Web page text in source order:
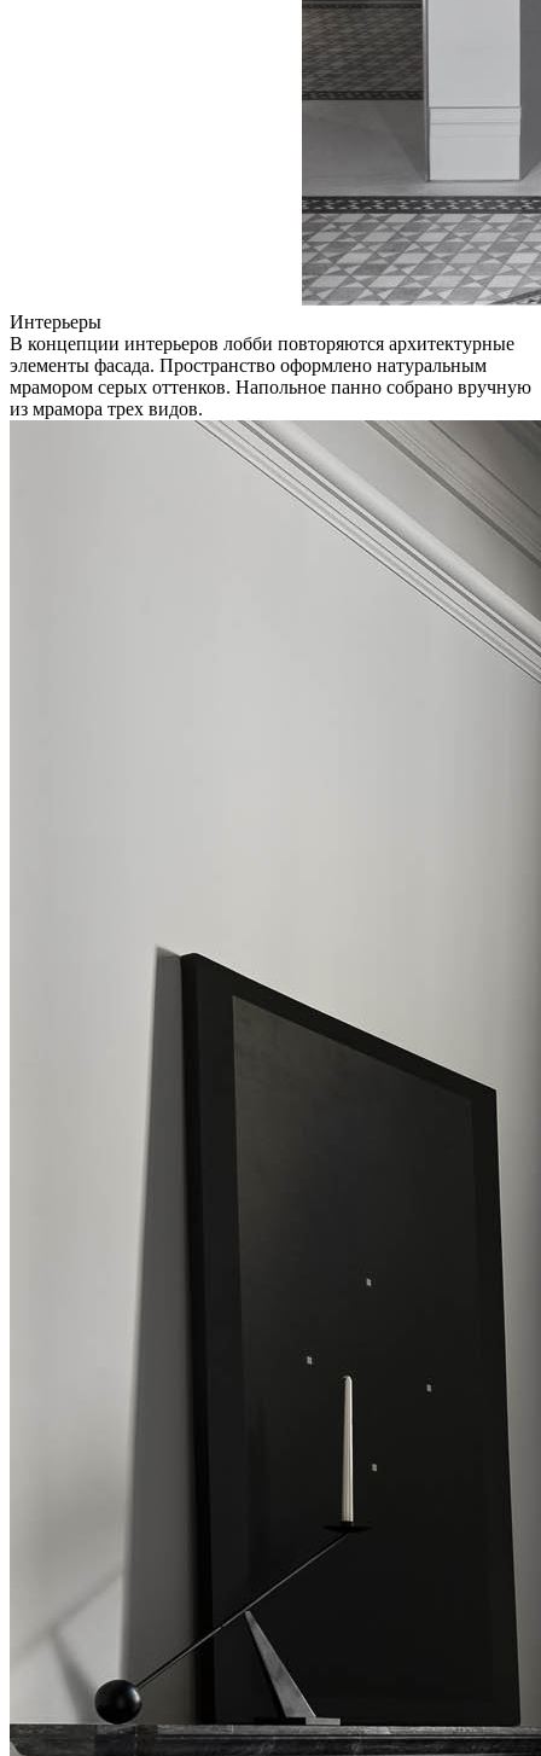
Интерьеры
В концепции интерьеров лобби повторяются архитектурные
элементы фасада. Пространство оформлено натуральным
мрамором серых оттенков. Напольное панно собрано вручную
из мрамора трех видов.